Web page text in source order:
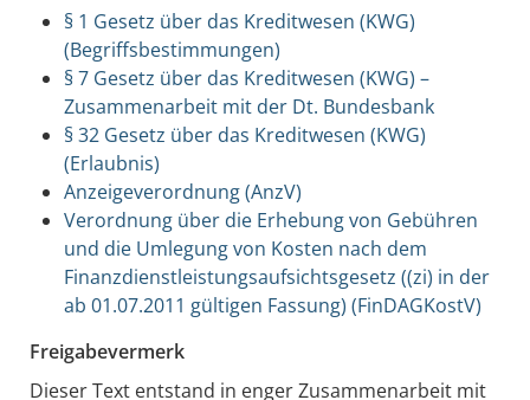
§ 1 Gesetz über das Kreditwesen (KWG)
(Begriffsbestimmungen)
§ 7 Gesetz über das Kreditwesen (KWG) –
Zusammenarbeit mit der Dt. Bundesbank
§ 32 Gesetz über das Kreditwesen (KWG)
(Erlaubnis)
Anzeigeverordnung (AnzV)
Verordnung über die Erhebung von Gebühren
und die Umlegung von Kosten nach dem
Finanzdienstleistungsaufsichtsgesetz ((zi) in der
ab 01.07.2011 gültigen Fassung) (FinDAGKostV)
Freigabevermerk
Dieser Text entstand in enger Zusammenarbeit mit